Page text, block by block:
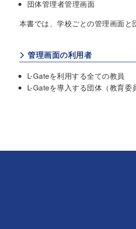
団体管理者管理画面
本書では、学校ごとの管理画面と
管理画面の利用者
L-Gateを利用する全ての教員
L-Gateを導入する団体（教育